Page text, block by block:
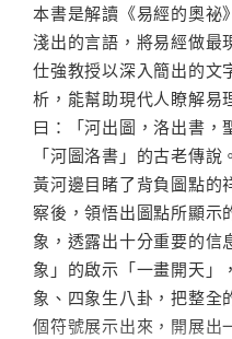
本書是解讀《易經的奧祕
淺出的言語，將易經做最
仕強教授以深入簡出的文
析，能幫助現代人瞭解易
曰：「河出圖，洛出書，
「河圖洛書」的古老傳
黃河邊目睹了背負圖點的
察後，領悟出圖點所顯示
象，透露出十分重要的信
象」的啟示「一畫開天」
象、四象生八卦，把整全
個符號展示出來，開展出